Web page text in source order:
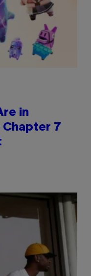
in
7